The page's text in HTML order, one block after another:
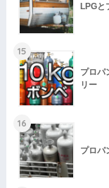
LPGと
15
プロパ
リー
16
プロパ